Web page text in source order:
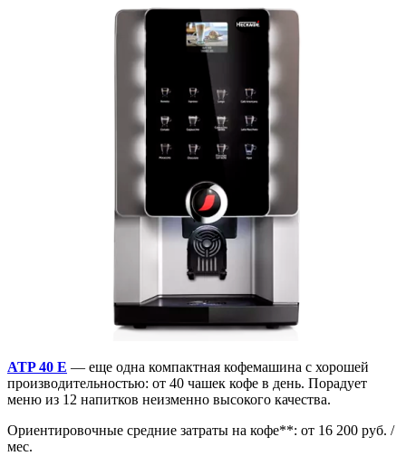
ATP 40 E — еще одна компактная кофемашина с хорошей
производительностью: от 40 чашек кофе в день. Порадует
меню из 12 напитков неизменно высокого качества.
Ориентировочные средние затраты на кофе**: от 16 200 руб. /
мес.